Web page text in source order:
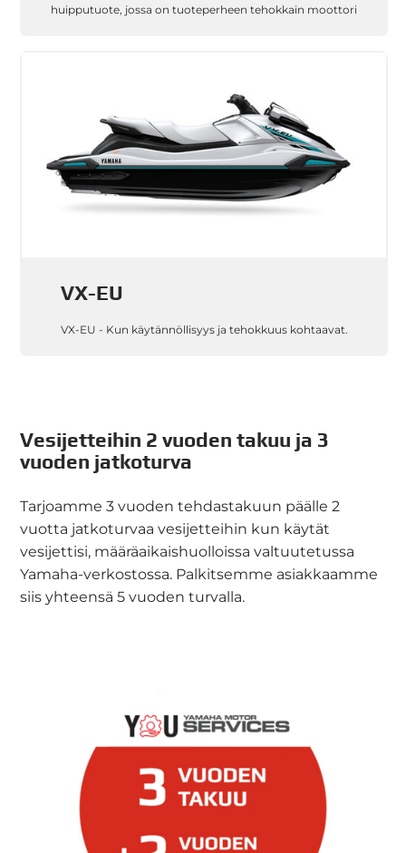
huipputuote, jossa on tuoteperheen tehokkain moottori
VX-EU
VX-EU - Kun käytännöllisyys ja tehokkuus kohtaavat.
Vesijetteihin 2 vuoden takuu ja 3
vuoden jatkoturva
Tarjoamme 3 vuoden tehdastakuun päälle 2
vuotta jatkoturvaa vesijetteihin kun käytät
vesijettisi, määräaikaishuolloissa valtuutetussa
Yamaha-verkostossa. Palkitsemme asiakkaamme
siis yhteensä 5 vuoden turvalla.